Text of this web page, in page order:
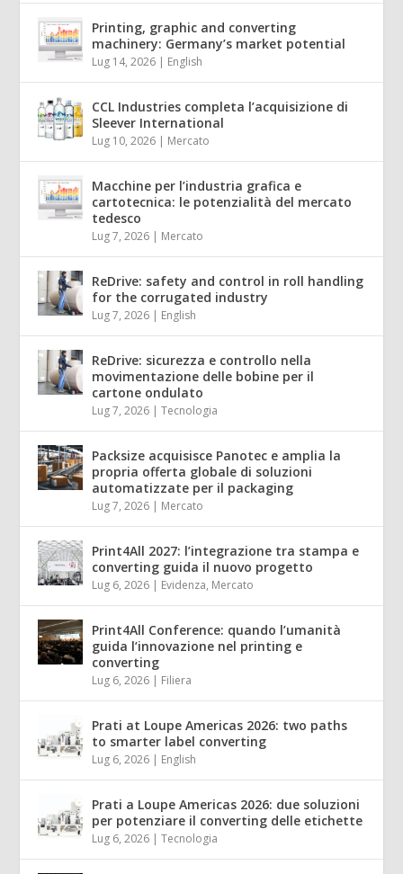
Printing, graphic and converting
machinery: Germany’s market potential
Lug 14, 2026 | English
CCL Industries completa l’acquisizione di
Sleever International
Lug 10, 2026 | Mercato
Macchine per l’industria grafica e
cartotecnica: le potenzialità del mercato
tedesco
Lug 7, 2026 | Mercato
ReDrive: safety and control in roll handling
for the corrugated industry
Lug 7, 2026 | English
ReDrive: sicurezza e controllo nella
movimentazione delle bobine per il
cartone ondulato
Lug 7, 2026 |Tecnologia
Packsize acquisisce Panotec e amplia la
propria offerta globale di soluzioni
automatizzate per il packaging
Lug 7, 2026 | Mercato
Print4All 2027: l’integrazione tra stampa e
converting guida il nuovo progetto
Lug 6, 2026 | Evidenza, Mercato
Print4All Conference: quando l’umanità
guida l’innovazione nel printing e
converting
Lug 6, 2026 | Filiera
Prati at Loupe Americas 2026: two paths
to smarter label converting
Lug 6, 2026 | English
Prati a Loupe Americas 2026: due soluzioni
per potenziare il converting delle etichette
Lug 6, 2026 |Tecnologia